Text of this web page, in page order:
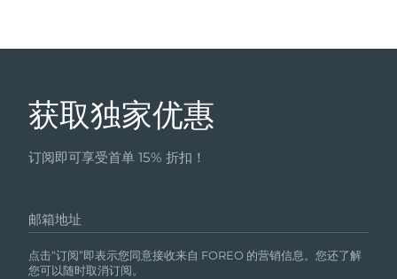
获取独家优惠
订阅即可享受首单 15% 折扣！
邮箱地址
点击“订阅”即表示您同意接收来自 FOREO 的营销信息。您还了解
您可以随时取消订阅。